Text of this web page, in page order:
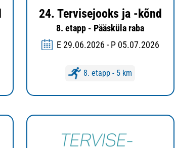
24. Tervisejooks ja -kõnd
8. etapp - Pääsküla raba
E 29.06.2026 - P 05.07.2026
8. etapp - 5 km